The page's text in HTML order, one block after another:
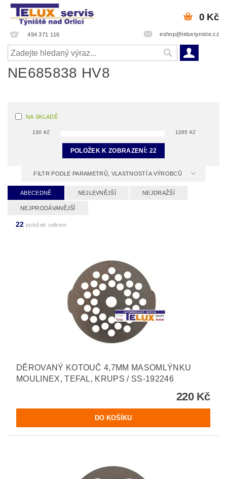
494 371 116 eshop@teluxtyniste.cz
0 Kč
NE685838 HV8
NA SKLADĚ
130 Kč 1265 Kč
POLOŽEK K ZOBRAZENÍ: 22
FILTR PODLE PARAMETRŮ, VLASTNOSTÍ A VÝROBCŮ
ABECEDNĚ NEJLEVNĚJŠÍ NEJDRAŽŠÍ
NEJPRODÁVANĚJŠÍ
22 položek celkem
DĚROVANÝ KOTOUČ 4,7MM MASOMLÝNKU
MOULINEX, TEFAL, KRUPS / SS-192246
220 Kč